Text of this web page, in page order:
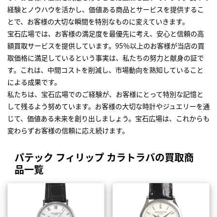
経験とノウハウを活かし、価値ある商品とサービスを提供するこ
とで、お客様の大切な瞬間を特別なものに変えていきます。
宝石広場では、お客様の満足度を最優先に考え、安心と信頼の高
額買取サービスを提供しています。95％以上のお客様が当店の買
取価格に満足しているという事実は、私たちの努力と献身の証で
す。これは、中間コストを削減し、市場動向を熟知していること
による成果です。
私たちは、宝石広場でのご経験が、お客様にとって特別な記憶と
して残るよう努めています。お客様の大切な時計やジュエリーを通
じて、価値ある未来を創り出しましょう。宝石広場は、これからも
変わらずお客様の信頼に応え続けます。
パテック フィリップ カラトラバの買取商
品一覧